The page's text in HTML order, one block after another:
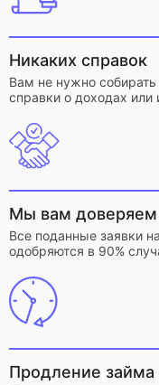
Никаких справок
Вам не нужно
справки о доходах или
Мы вам доверяем
Все поданные заявки
одобряются в 90%
Продление займа